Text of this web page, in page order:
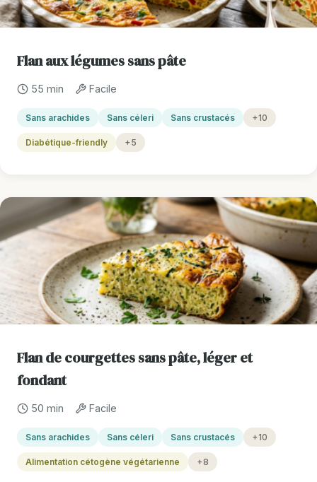
Flan aux légumes sans pâte
55 min Facile
Sans arachides Sans céleri Sans crustacés +10
Diabétique-friendly +5
Flan de courgettes sans pâte, léger et
fondant
50 min Facile
Sans arachides Sans céleri Sans crustacés +10
Alimentation cétogène végétarienne +8